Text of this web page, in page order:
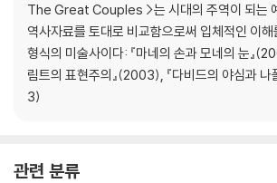
The Great Couples >는 시대의 주역이 되는
역사자료를 토대로 비교함으로써 입체적인 이
형식의 미술사이다: 『마네의 손과 모네의 눈』
림트의 표현주의』(2003), 『다비드의 야심과 나
3)
관련 분류